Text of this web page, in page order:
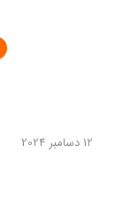
12 دسامبر 2024